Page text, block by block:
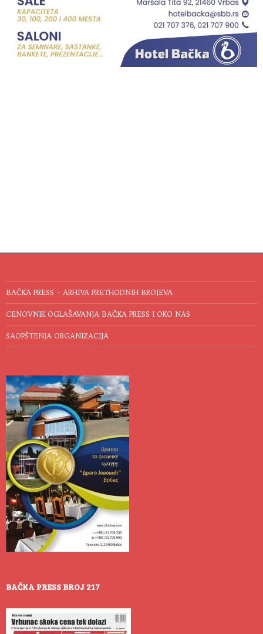
BAČKA PRESS – ARHIVA PRETHODNIH BROJEVA
CENOVNIK OGLAŠAVANJA BAČKA PRESS I OKO NAS
SAOPŠTENJA ORGANIZACIJA
BAČKA PRESS BROJ 217